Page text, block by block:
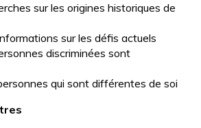
sur les origines historiques de
sur les défis actuels
discriminées sont
qui sont différentes de soi